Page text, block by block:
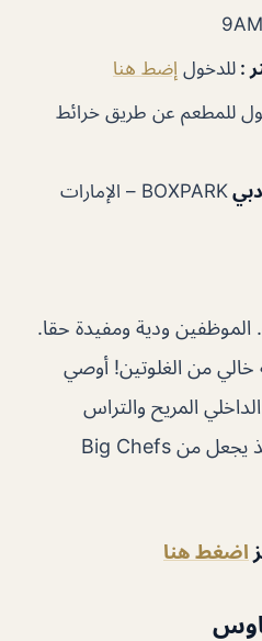
: للدخول إضط هنا
للمطعم عن طريق خرائط
BOXPARK – الإمارات
الموظفين ودية ومفيدة حقا.
خالي من الغلوتين! أوصي
المريح والتراس
المنعش وأخيرًا الطعام اللذيذ يجعل من Big Chefs
اضغط هنا